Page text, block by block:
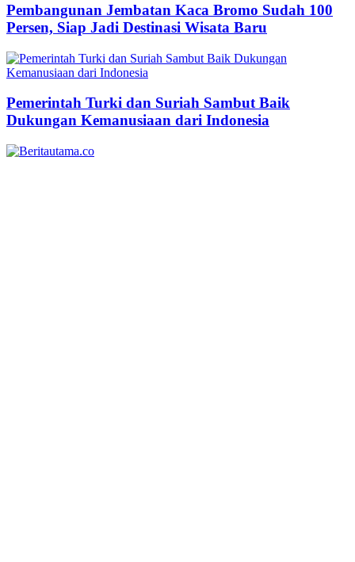
Pembangunan Jembatan Kaca Bromo Sudah 100
Persen, Siap Jadi Destinasi Wisata Baru
Pemerintah Turki dan Suriah Sambut Baik
Dukungan Kemanusiaan dari Indonesia